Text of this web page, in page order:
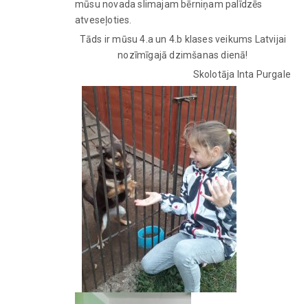
mūsu novada slimajam bērniņam palīdzēs
atveseļoties.
Tāds ir mūsu 4.a un 4.b klases veikums Latvijai
nozīmīgajā dzimšanas dienā!
Skolotāja Inta Purgale